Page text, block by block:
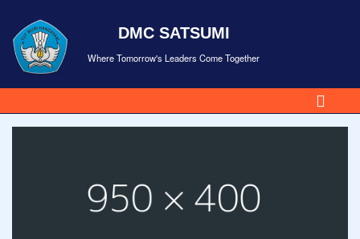
DMC SATSUMI
Where Tomorrow's Leaders Come Together